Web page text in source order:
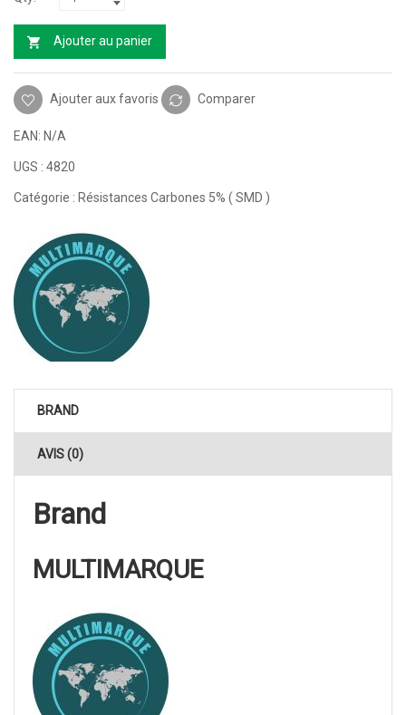
Ajouter au panier
Ajouter aux favoris Comparer
EAN: N/A
UGS : 4820
Catégorie : Résistances Carbones 5% ( SMD )
BRAND
AVIS (0)
Brand
MULTIMARQUE